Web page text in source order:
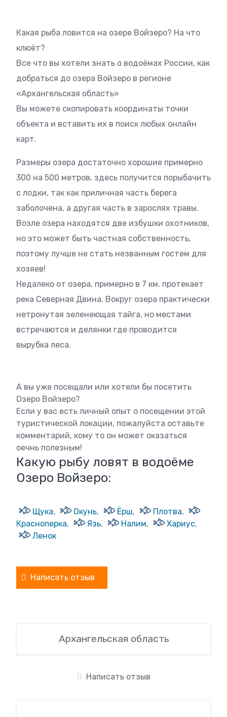
Какая рыба ловится на озере Войзеро? На что
клюёт?
Все что вы хотели знать о водоёмах России, как
добраться до озера Войзеро в регионе
«Архангельская область»
Вы можете скопировать координаты точки
объекта и вставить их в поиск любых онлайн
карт.
Размеры озера достаточно хорошие примерно
300 на 500 метров, здесь получится порыбачить
с лодки, так как приличная часть берега
заболочена, а другая часть в зарослях травы.
Возле озера находятся две избушки охотников,
но это может быть частная собственность,
поэтому лучше не стать незванным гостем для
хозяев!
Недалеко от озера, примерно в 7 км. протекает
река Северная Двина. Вокруг озера практически
нетронутая зеленеющая тайга, но местами
встречаются и делянки где проводится
вырубка леса.
А вы уже посещали или хотели бы посетить
Озеро Войзеро?
Если у вас есть личный опыт о посещении этой
туристической локации, пожалуйста оставьте
комментарий, кому то он может оказаться
оечнь полезным!
Какую рыбу ловят в водоёме
Озеро Войзеро:
Щука, Окунь, Ёрш, Плотва,
Красноперка, Язь, Налим, Хариус,
Ленок
Написать отзыв
Архангельская область
Написать отзыв